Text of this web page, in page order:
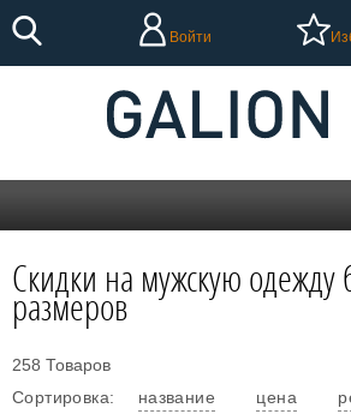
Войти
Скидки на мужскую одежду
размеров
Сортировка: название цена
258 Товаров